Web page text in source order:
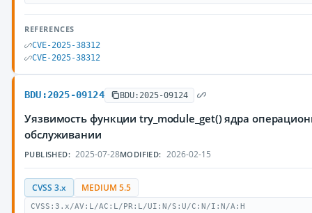
REFERENCES
CVE-2025-38312
CVE-2025-38312
BDU:2025-09124 BDU:2025-09124
Уязвимость функции try_module_get() ядра
обслуживании
PUBLISHED: 2025-07-28MODIFIED: 2026-02-15
CVSS 3.x MEDIUM 5.5
CVSS:3.x/AV:L/AC:L/PR:L/UI:N/S:U/C:N/I:N/A:H